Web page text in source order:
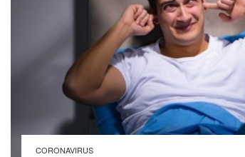
CORONAVIRUS